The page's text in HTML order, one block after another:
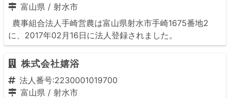
富山県 / 射水市
農事組合法人手崎営農は富山県射水市手崎1675番地2
に、2017年02月16日に法人登録されました。
株式会社嬉浴
法人番号:2230001019700
富山県 / 射水市